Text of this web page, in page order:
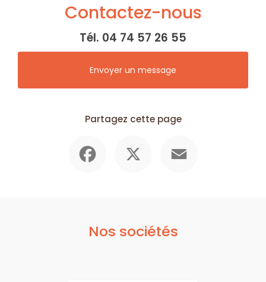
Contactez-nous
Tél. 04 74 57 26 55
Envoyer un message
Partagez cette page
Nos sociétés